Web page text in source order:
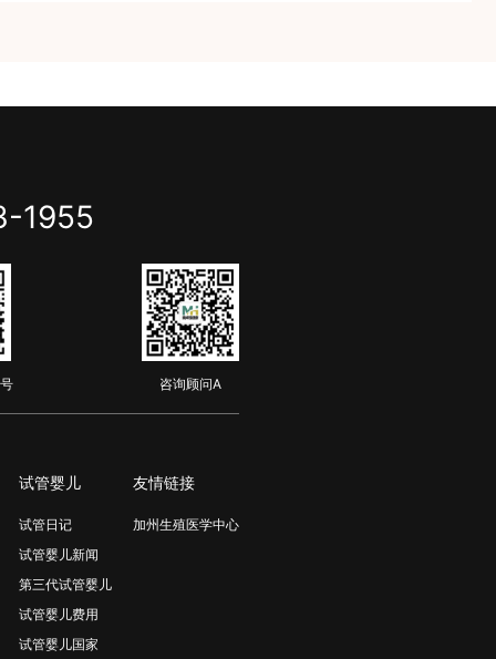
1955
咨询顾问A
试管婴儿
试管日记
试管婴儿新闻
第三代试管婴儿
试管婴儿费用
试管婴儿国家
友情链接
加州生殖医学中心